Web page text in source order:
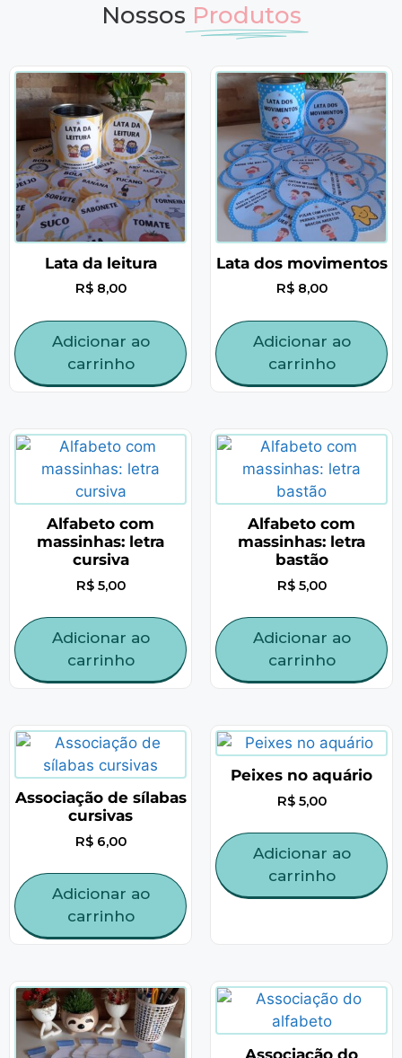
Nossos Produtos
Lata da leitura
R$8,00
Adicionar ao
carrinho
Lata dos movimentos
R$8,00
Adicionar ao
carrinho
Alfabeto com
massinhas: letra
cursiva
R$5,00
Adicionar ao
carrinho
Alfabeto com
massinhas: letra
bastão
R$5,00
Adicionar ao
carrinho
Associação de sílabas
cursivas
R$6,00
Adicionar ao
carrinho
Peixes no aquário
R$5,00
Adicionar ao
carrinho
Associação do